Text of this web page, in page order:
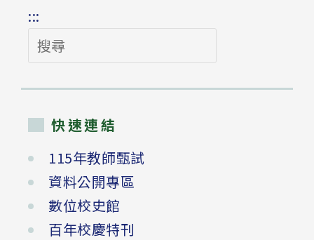
:::
搜
尋
快速連結
115年教師甄試
資料公開專區
數位校史館
百年校慶特刊